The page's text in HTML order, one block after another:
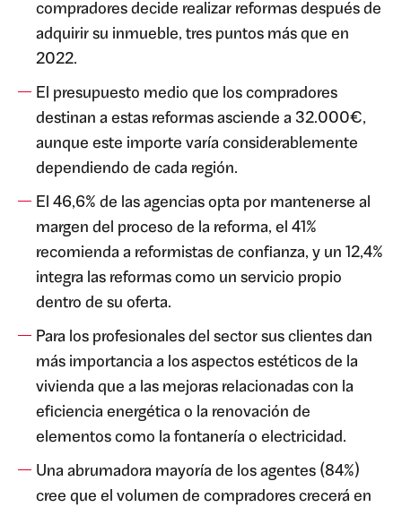
compradores decide realizar reformas después de
adquirir su inmueble, tres puntos más que en
2022.
El presupuesto medio que los compradores
destinan a estas reformas asciende a 32.000€,
aunque este importe varía considerablemente
dependiendo de cada región.
El 46,6% de las agencias opta por mantenerse al
margen del proceso de la reforma, el 41%
recomienda a reformistas de confianza, y un 12,4%
integra las reformas como un servicio propio
dentro de su oferta.
Para los profesionales del sector sus clientes dan
más importancia a los aspectos estéticos de la
vivienda que a las mejoras relacionadas con la
eficiencia energética o la renovación de
elementos como la fontanería o electricidad.
Una abrumadora mayoría de los agentes (84%)
cree que el volumen de compradores crecerá en